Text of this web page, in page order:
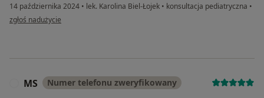
14 października 2024 • lek. Karolina Biel-Łojek • konsultacja pediatryczna •
w opinii użytkownika EI
zgłoś nadużycie
MS Numer telefonu zweryfikowany